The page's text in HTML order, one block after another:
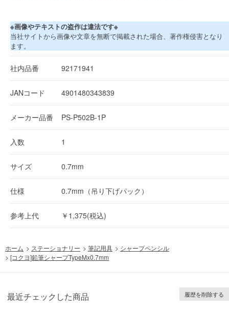
※画像やテキストの盗作は違法です※
当社サイトから画像や文章を無断で掲載された場合、著作権侵害となり
ます。
社内品番 92171941
JANコード 4901480343839
メーカー品番 PS-P502B-1P
入数 1
サイズ 0.7mm
仕様 0.7mm（吊り下げパック）
参考上代 ￥1,375(税込)
ホーム > ステーショナリー > 筆記用具 > シャープペンシル
> [コクヨ]鉛筆シャープTypeMx0.7mm
最近チェックした商品 履歴を削除する